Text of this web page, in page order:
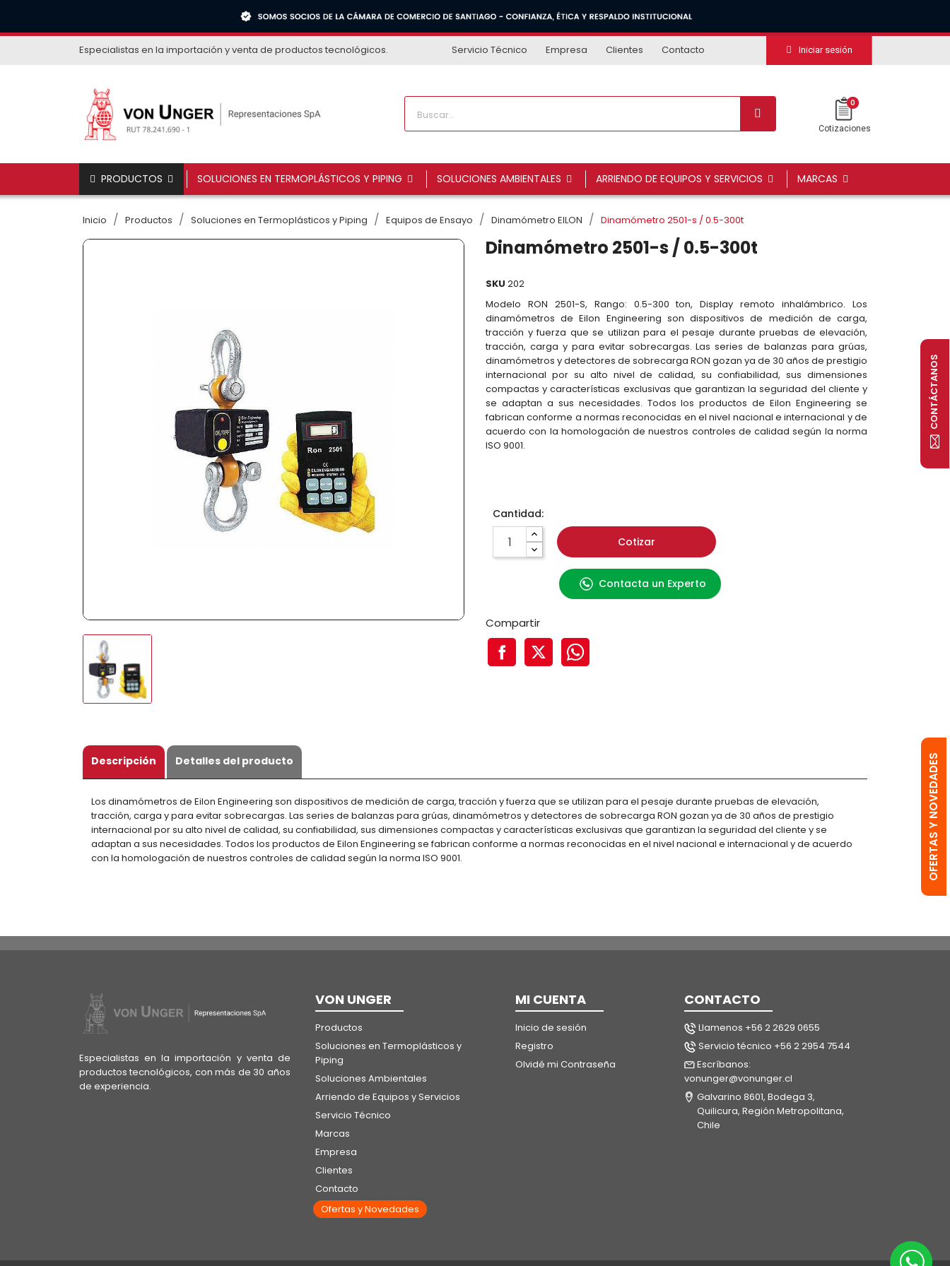
Especialistas en la importación y venta de productos tecnológicos. Servicio Técnico Empresa Clientes Contacto Iniciar sesión
0
Cotizaciones
PRODUCTOS SOLUCIONES EN TERMOPLÁSTICOS Y PIPING SOLUCIONES AMBIENTALES ARRIENDO DE EQUIPOS Y SERVICIOS MARCAS
Inicio Productos Soluciones en Termoplásticos y Piping Equipos de Ensayo Dinamómetro EILON Dinamómetro 2501-s / 0.5-300t
Dinamómetro 2501-s / 0.5-300t
SKU 202
Modelo RON 2501-S, Rango: 0.5-300 ton, Display remoto inhalámbrico. Los
dinamómetros de Eilon Engineering son dispositivos de medición de carga,
tracción y fuerza que se utilizan para el pesaje durante pruebas de elevación,
tracción, carga y para evitar sobrecargas. Las series de balanzas para grúas,
dinamómetros y detectores de sobrecarga RON gozan ya de 30 años de prestigio
internacional por su alto nivel de calidad, su confiabilidad, sus dimensiones
compactas y características exclusivas que garantizan la seguridad del cliente y
se adaptan a sus necesidades. Todos los productos de Eilon Engineering se
fabrican conforme a normas reconocidas en el nivel nacional e internacional y de
acuerdo con la homologación de nuestros controles de calidad según la norma
ISO 9001.
Cantidad:
Cotizar
Contacta un Experto
Compartir
Descripción Detalles del producto
Los dinamómetros de Eilon Engineering son dispositivos de medición de carga, tracción y fuerza que se utilizan para el pesaje durante pruebas de elevación,
tracción, carga y para evitar sobrecargas. Las series de balanzas para grúas, dinamómetros y detectores de sobrecarga RON gozan ya de 30 años de prestigio
internacional por su alto nivel de calidad, su confiabilidad, sus dimensiones compactas y características exclusivas que garantizan la seguridad del cliente y se
adaptan a sus necesidades. Todos los productos de Eilon Engineering se fabrican conforme a normas reconocidas en el nivel nacional e internacional y de acuerdo
con la homologación de nuestros controles de calidad según la norma ISO 9001.
Especialistas en la importación y venta de
productos tecnológicos, con más de 30 años
de experiencia.
CONTÁCTANOS
OFERTAS Y NOVEDADES
VON UNGER
Productos
Soluciones en Termoplásticos y
Piping
Soluciones Ambientales
Arriendo de Equipos y Servicios
Servicio Técnico
Marcas
Empresa
Clientes
Contacto
Ofertas y Novedades
MI CUENTA
Inicio de sesión
Registro
Olvidé mi Contraseña
CONTACTO
Llamenos +56 2 2629 0655
Servicio técnico +56 2 2954 7544
Escríbanos:
vonunger@vonunger.cl
Galvarino 8601, Bodega 3,
Quilicura, Región Metropolitana,
Chile